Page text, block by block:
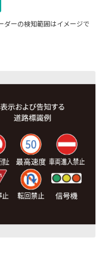
ーの検知範囲はイメージで